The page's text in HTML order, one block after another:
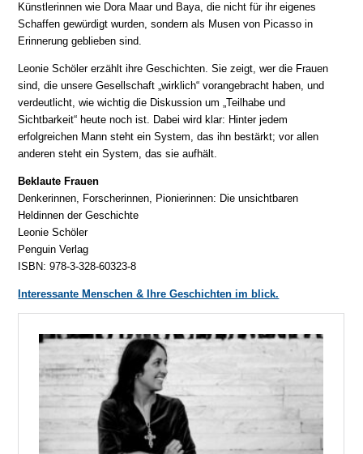
Künstlerinnen wie Dora Maar und Baya, die nicht für ihr eigenes
Schaffen gewürdigt wurden, sondern als Musen von Picasso in
Erinnerung geblieben sind.
Leonie Schöler erzählt ihre Geschichten. Sie zeigt, wer die Frauen
sind, die unsere Gesellschaft „wirklich“ vorangebracht haben, und
verdeutlicht, wie wichtig die Diskussion um „Teilhabe und
Sichtbarkeit“ heute noch ist. Dabei wird klar: Hinter jedem
erfolgreichen Mann steht ein System, das ihn bestärkt; vor allen
anderen steht ein System, das sie aufhält.
Beklaute Frauen
Denkerinnen, Forscherinnen, Pionierinnen: Die unsichtbaren
Heldinnen der Geschichte
Leonie Schöler
Penguin Verlag
ISBN: 978-3-328-60323-8
Interessante Menschen & Ihre Geschichten im blick.